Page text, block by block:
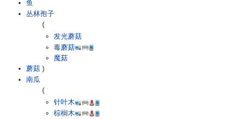
鱼
丛林孢子
蘑菇
(
发光蘑菇
毒蘑菇
魔菇
)
南瓜
(
针叶木
棕榈木